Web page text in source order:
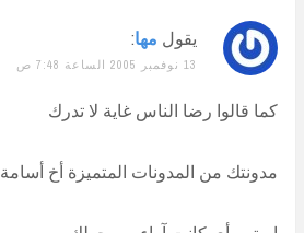
يقول مها:
13 نوفمبر 2005 الساعة 7:48 ص
كما قالوا رضا الناس غاية لا تدرك
مدونتك من المدونات المتميزة أخ أسامة